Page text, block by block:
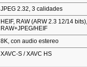
JPEG 2.32, 3 calidades
HEIF, RAW (ARW 2.3 12/14 bits),
RAW+JPEG/HEIF
8K, con audio estereo
XAVC-S / XAVC HS